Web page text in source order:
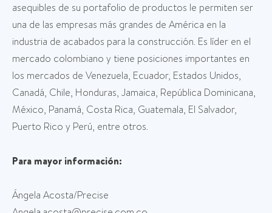
asequibles de su portafolio de productos le permiten ser
una de las empresas más grandes de América en la
industria de acabados para la construcción. Es líder en el
mercado colombiano y tiene posiciones importantes en
los mercados de Venezuela, Ecuador, Estados Unidos,
Canadá, Chile, Honduras, Jamaica, República Dominicana,
México, Panamá, Costa Rica, Guatemala, El Salvador,
Puerto Rico y Perú, entre otros.
Para mayor información:
Ángela Acosta/Precise